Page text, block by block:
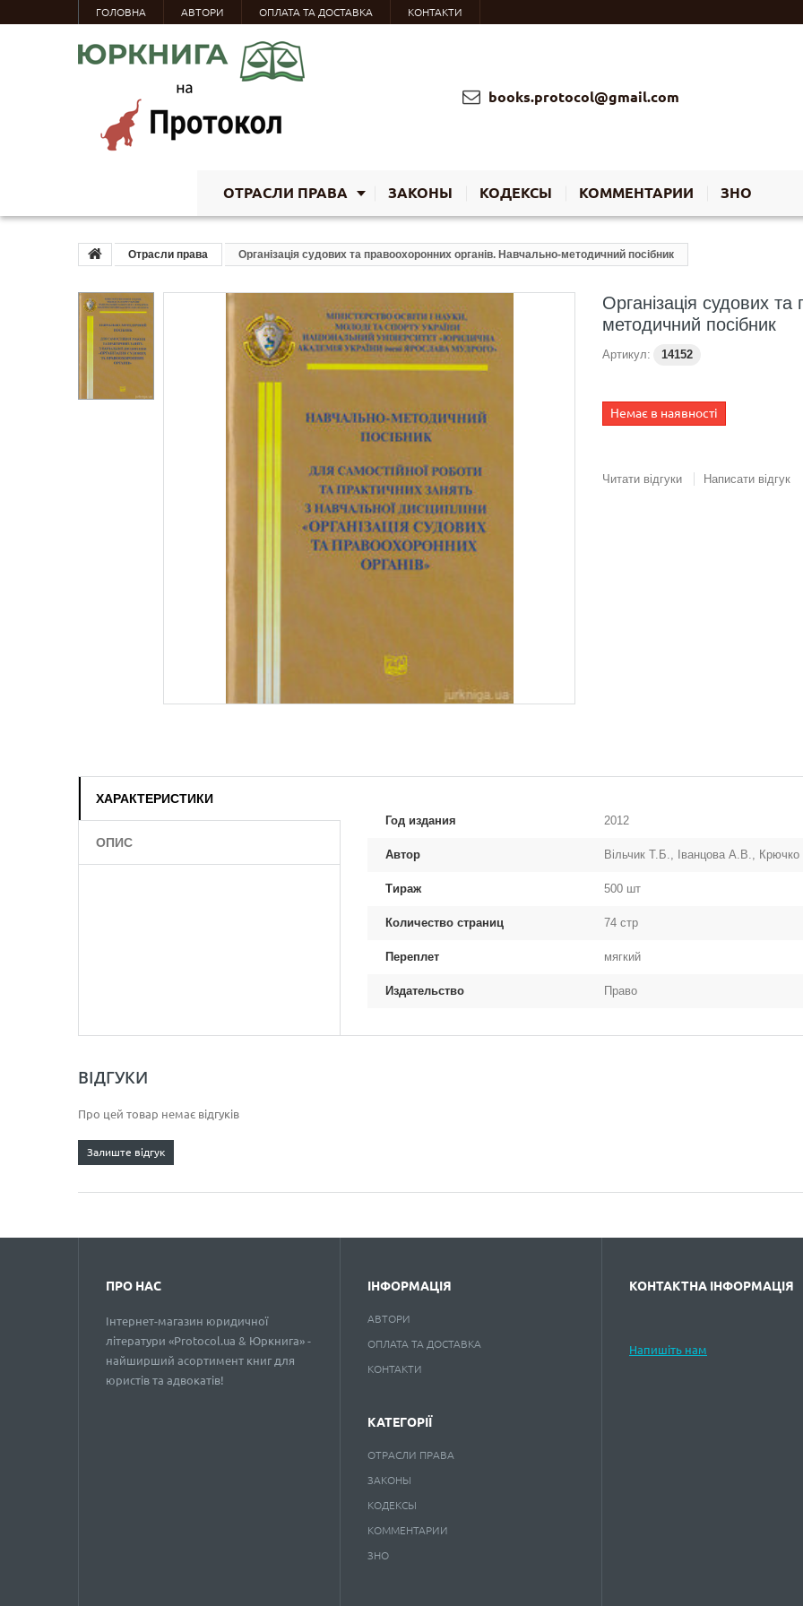
ГОЛОВНА АВТОРИ ОПЛАТА ТА ДОСТАВКА КОНТАКТИ
books.protocol@gmail.com
ОТРАСЛИ ПРАВА ЗАКОНЫ КОДЕКСЫ КОММЕНТАРИИ ЗНО
Отрасли права Організація судових та правоохоронних органів. Навчально-методичний посібник
Організація судових
методичний посібник
Артикул: 14152
Немає в наявності
Читати відгуки Написати відгук
ХАРАКТЕРИСТИКИ
ОПИС
Год издания 2012
Автор Вільчик Т.Б., Іванцова А.В.,
Тираж 500 шт
Количество страниц 74 стр
Переплет мягкий
Издательство Право
ВІДГУКИ
Про цей товар немає відгуків
Залиште відгук
ПРО НАС
Інтернет-магазин юридичної
літератури «Protocol.ua & Юркнига» -
найширший асортимент книг для
юристів та адвокатів!
ІНФОРМАЦІЯ
АВТОРИ
ОПЛАТА ТА ДОСТАВКА
КОНТАКТИ
КАТЕГОРІЇ
ОТРАСЛИ ПРАВА
ЗАКОНЫ
КОДЕКСЫ
КОММЕНТАРИИ
ЗНО
КОНТАКТНА ІНФОРМАЦІЯ
Напишіть нам